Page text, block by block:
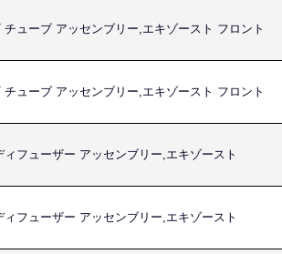
ューブ アッセンブリー,エキゾースト フロント
ューブ アッセンブリー,エキゾースト フロント
フューザー アッセンブリー,エキゾースト
フューザー アッセンブリー,エキゾースト